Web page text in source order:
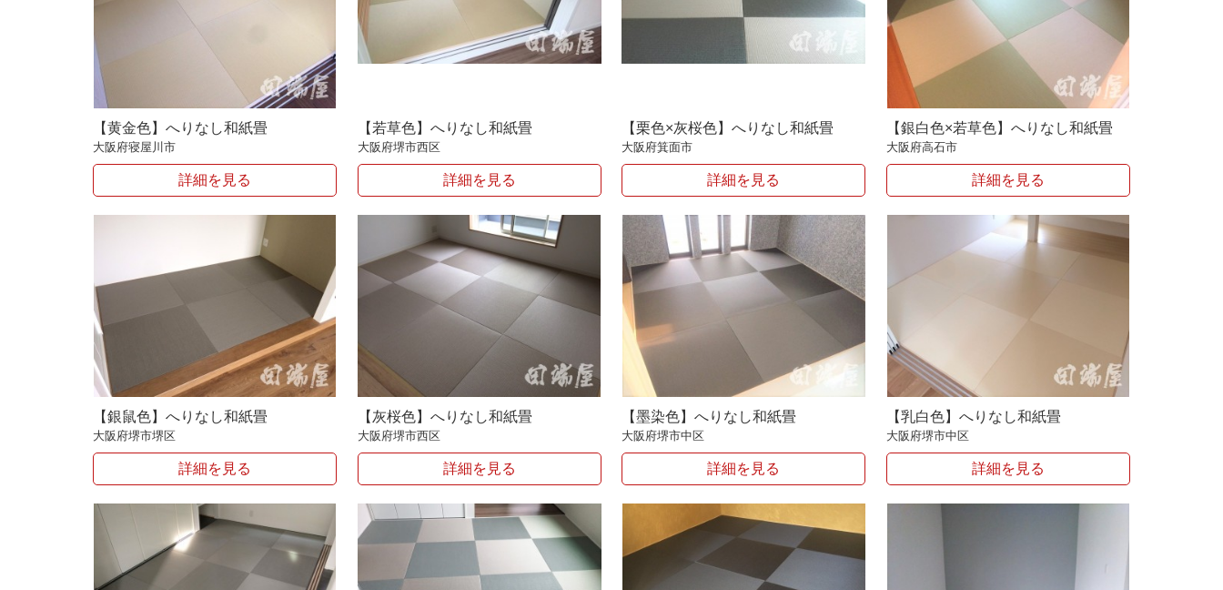
【黄金色】へりなし和紙畳
大阪府寝屋川市
詳細を見る
【若草色】へりなし和紙畳
大阪府堺市西区
詳細を見る
【栗色×灰桜色】へりなし和紙畳
大阪府箕面市
詳細を見る
【銀白色×若草色】へりなし和紙畳
大阪府高石市
詳細を見る
【銀鼠色】へりなし和紙畳
大阪府堺市堺区
詳細を見る
【灰桜色】へりなし和紙畳
大阪府堺市西区
詳細を見る
【墨染色】へりなし和紙畳
大阪府堺市中区
詳細を見る
【乳白色】へりなし和紙畳
大阪府堺市中区
詳細を見る